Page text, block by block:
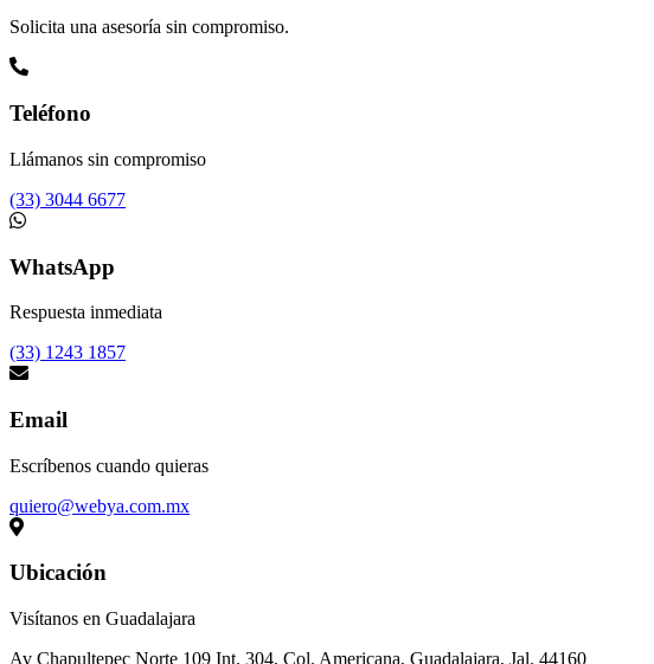
Solicita una asesoría sin compromiso.
Teléfono
Llámanos sin compromiso
(33) 3044 6677
WhatsApp
Respuesta inmediata
(33) 1243 1857
Email
Escríbenos cuando quieras
quiero@webya.com.mx
Ubicación
Visítanos en Guadalajara
Av Chapultepec Norte 109 Int. 304, Col. Americana, Guadalajara, Jal. 44160